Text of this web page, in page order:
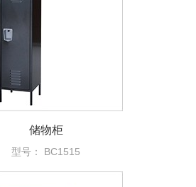
储物柜
型号： BC1515